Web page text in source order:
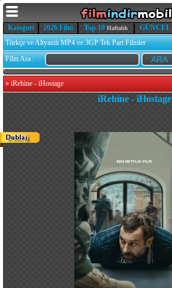
Kategori 2026 Film Top 10 Haftalık GÜNCEL
Türkçe ve Altyazılı MP4 ve 3GP Tek Part Filmler
Film Ara :
» iRehine - iHostage
iRehine - iHostage